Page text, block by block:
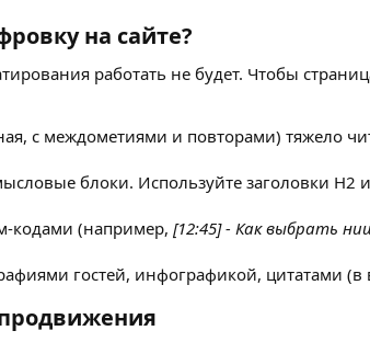
на сайте?​
работать не будет. Чтобы
с междометиями и повторами) тяжело
блоки. Используйте заголовки
кодами (например, [12:45] - Как выбрать
гостей, инфографикой, цитатами